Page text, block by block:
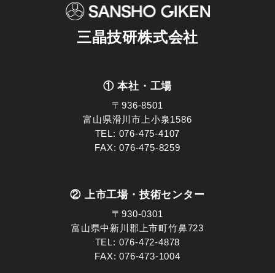
三晶技研株式会社
① 本社・工場
〒936-8501
富山県滑川市上小泉1586
TEL: 076-475-4107
FAX: 076-475-8259
② 上市工場・技術センター
〒930-0301
富山県中新川郡上市町竹鼻723
TEL: 076-472-4878
FAX: 076-473-1004